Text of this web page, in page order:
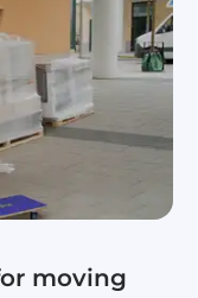
moving